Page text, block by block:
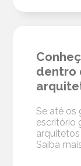
dentro
Se até os
escritório
Saiba